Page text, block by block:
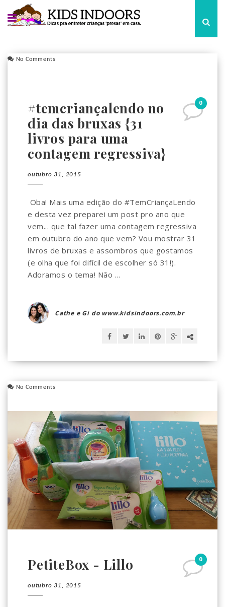
No Comments
0
#temcriançalendo no
dia das bruxas {31
livros para uma
contagem regressiva}
outubro 31, 2015
Oba! Mais uma edição do #TemCriançaLendo
e desta vez preparei um post pro ano que
vem... que tal fazer uma contagem regressiva
em outubro do ano que vem? Vou mostrar 31
livros de bruxas e assombros que gostamos
(e olha que foi difícil de escolher só 31!).
Adoramos o tema! Não ...
Cathe e Gi do www.kidsindoors.com.br
No Comments
0
PetiteBox - Lillo
outubro 31, 2015